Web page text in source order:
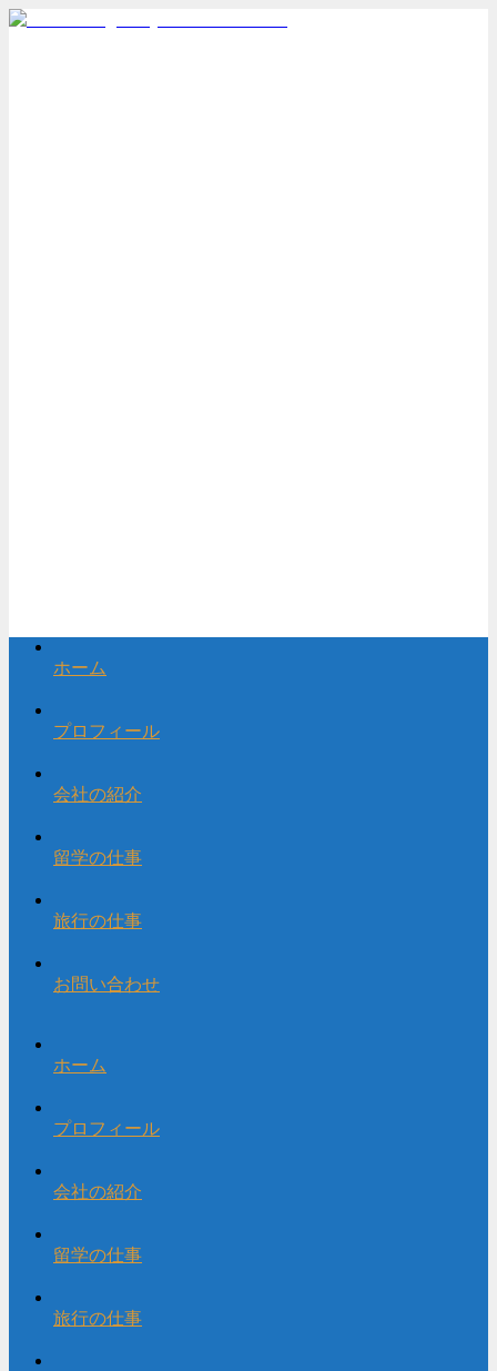
ホーム
プロフィール
会社の紹介
留学の仕事
旅行の仕事
お問い合わせ
ホーム
プロフィール
会社の紹介
留学の仕事
旅行の仕事